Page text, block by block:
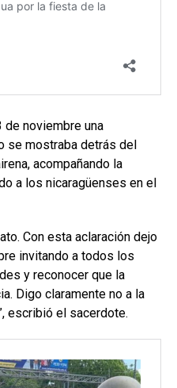
de noviembre una
se mostraba detrás del
acompañando la
a los nicaragüenses en el
Con esta aclaración dejo
invitando a todos los
y reconocer que la
Digo claramente no a la
escribió el sacerdote.